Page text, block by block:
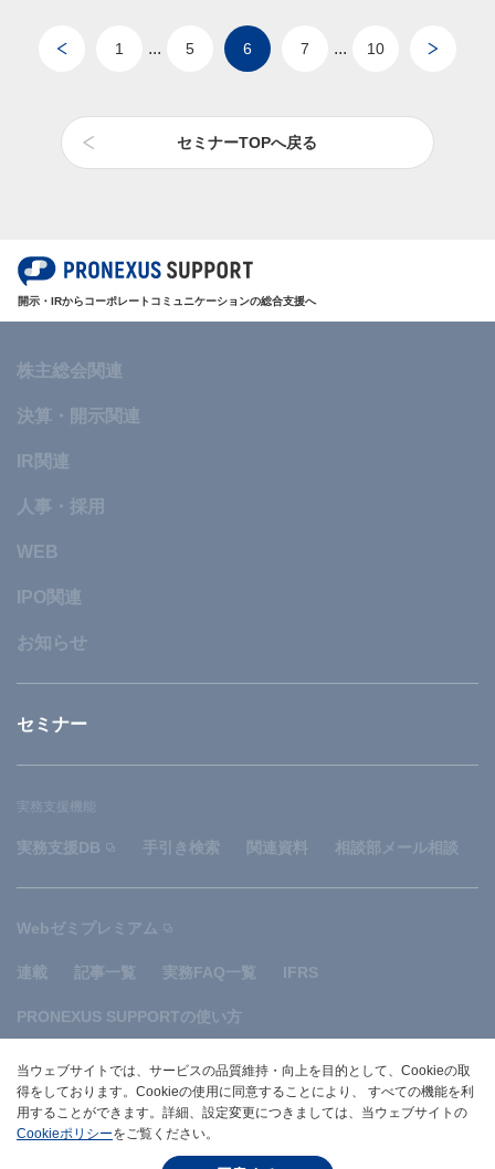
1 ... 5 6 7 ... 10
セミナーTOPへ戻る
開示・IRからコーポレートコミュニケーションの総合支援へ
株主総会関連
決算・開示関連
IR関連
人事・採用
WEB
IPO関連
お知らせ
セミナー
実務支援機能
実務支援DB 手引き検索 関連資料 相談部メール相談
Webゼミプレミアム
連載 記事一覧 実務FAQ一覧 IFRS
PRONEXUS SUPPORTの使い方
サイトマップ 規約 関連リンク お問い合わせ
株式会社プロネクサス
当ウェブサイトでは、サービスの品質維持・向上を目的として、Cookieの取
得をしております。Cookieの使用に同意することにより、 すべての機能を利
用することができます。詳細、設定変更につきましては、当ウェブサイトの
Cookieポリシーをご覧ください。